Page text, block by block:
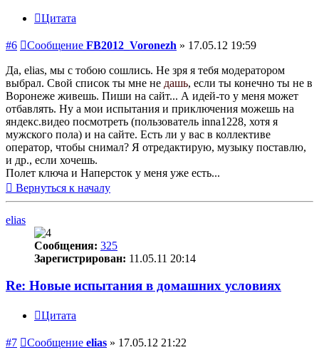
Цитата
#6 Сообщение FB2012_Voronezh » 17.05.12 19:59
Да, elias, мы с тобою сошлись. Не зря я тебя модератором
выбрал. Свой список ты мне не дашь, если ты конечно ты не в
Воронеже живешь. Пиши на сайт... А идей-то у меня может
отбавлять. Ну а мои испытания и приключения можешь на
яндекс.видео посмотреть (пользователь inna1228, хотя я
мужского пола) и на сайте. Есть ли у вас в коллективе
оператор, чтобы снимал? Я отредактирую, музыку поставлю,
и др., если хочешь.
Полет ключа и Наперсток у меня уже есть...
Вернуться к началу
elias
Сообщения: 325
Зарегистрирован: 11.05.11 20:14
Re: Новые испытания в домашних условиях
Цитата
#7 Сообщение elias » 17.05.12 21:22